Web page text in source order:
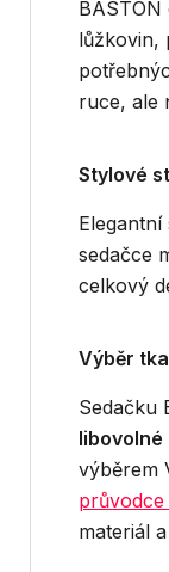
lůžkovin,
ruce, ale
Stylové
sedačce
celkový
Výběr
Sedačku
libovolné
výběrem
průvodce
materiál